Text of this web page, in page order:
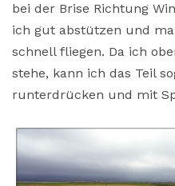
bei der Brise Richtung
ich gut abstützen und
schnell fliegen. Da ich
stehe, kann ich das Teil
runterdrücken und mit